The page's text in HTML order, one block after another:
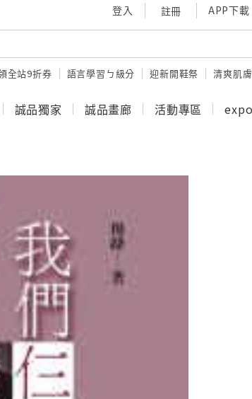
登入 註冊 APP下載
全站9折券 語言學習ㄅ級分 迎新開鞋祭 清爽肌
誠品獨家 誠品畫廊 活動專區 expo